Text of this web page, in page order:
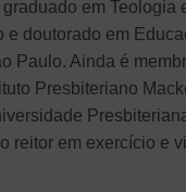
em Teologia
e doutorado em
Paulo. Ainda é
Presbiteriano
reitor em exercício e